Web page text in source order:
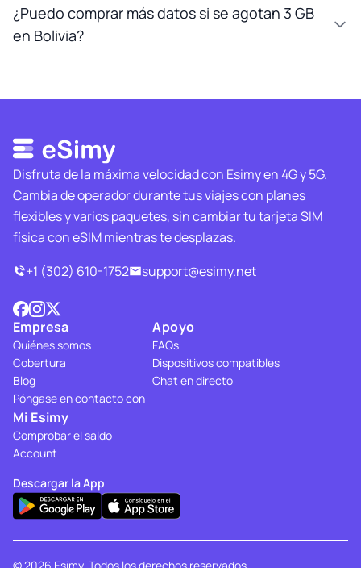
¿Puedo comprar más datos si se agotan 3 GB
en Bolivia?
Disfruta de la máxima velocidad con Esimy en 4G y 5G.
Cambia de operador durante tus viajes con planes
flexibles y varios paquetes, sin cambiar tu tarjeta SIM
física con eSIM mientras te desplazas.
+1 (302) 610-1752
support@esimy.net
Empresa
Quiénes somos
Cobertura
Blog
Póngase en contacto con
Apoyo
FAQs
Dispositivos compatibles
Chat en directo
Mi Esimy
Comprobar el saldo
Account
Descargar la App